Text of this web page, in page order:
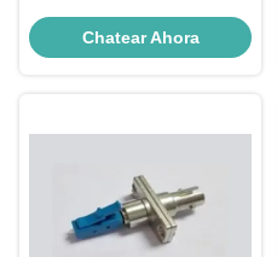
Chatear Ahora